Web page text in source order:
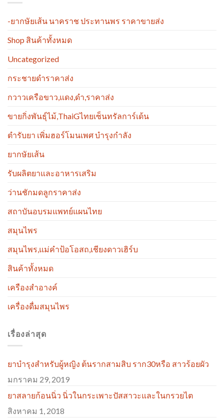
-ยากษัยเส้น นาคราช ประทานพร ราคาขายส่ง
Shop สินค้าทั้งหมด
Uncategorized
กระชายดำราคาส่ง
กวาวเครือขาว,แดง,ดำ,ราคาส่ง
ขายกิ่งพันธุ์ไม้,ThaiGไทยเซ็นทรัลการ์เด้น
ตำรับยา เพิ่มฮอร์โมนเพศ บำรุงกำลัง
ยากษัยเส้น
รับผลิตยาและอาหารเสริม
ว่านชักมดลูกราคาส่ง
สถาบันอบรมแพทย์แผนไทย
สมุนไพร
สมุนไพร,แม่คำป้อโอสถ,เชียงดาวเฮิร์บ
สินค้าทั้งหมด
เครืองสำอางค์
เครื่องดื่มสมุนไพร
เรื่องล่าสุด
ยาบำรุงสำหรับผู้หญิง ต้นรากสามสิบ ราก30หรือ สาวร้อยผัว
มกราคม 29, 2019
ยาสลายก้อนนิ่ว นิ่วในกระเพาะปัสสาวะและในกรวยไต
สิงหาคม 1, 2018